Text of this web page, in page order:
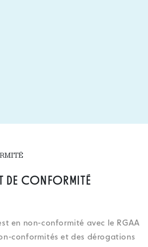
DE CONFORMITÉ
en non-conformité avec le RGAA
conformités et des dérogations